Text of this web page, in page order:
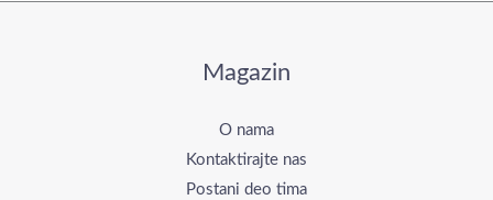
Magazin
O nama
Kontaktirajte nas
Postani deo tima